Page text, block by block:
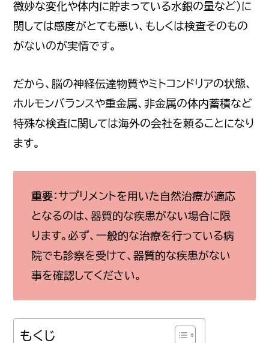
微妙な変化や体内に貯まっている水銀の量など）に
関しては感度がとても悪い、もしくは検査そのもの
がないのが実情です。
だから、脳の神経伝達物質やミトコンドリアの状態、
ホルモンバランスや重金属、非金属の体内蓄積など
特殊な検査に関しては海外の会社を頼ることになり
ます。
重要：サプリメントを用いた自然治療が適応
となるのは、器質的な疾患がない場合に限
ります。必ず、一般的な治療を行っている病
院でも診察を受けて、器質的な疾患がない
事を確認してください。
もくじ